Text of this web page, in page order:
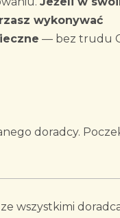
wykonywać
— bez trudu
doradcy.
wszystkimi